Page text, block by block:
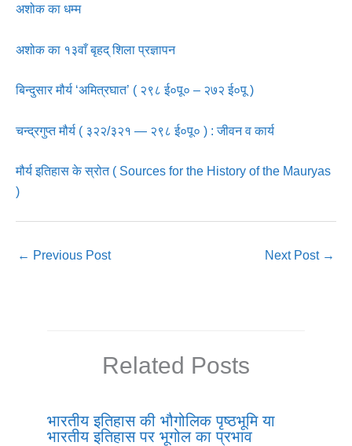
अशोक का धम्म
अशोक का १३वाँ बृहद् शिला प्रज्ञापन
बिन्दुसार मौर्य ‘अमित्रघात’ ( २९८ ई०पू० – २७२ ई०पू )
चन्द्रगुप्त मौर्य ( ३२२/३२१ — २९८ ई०पू० ) : जीवन व कार्य
मौर्य इतिहास के स्रोत ( Sources for the History of the Mauryas
)
← Previous Post Next Post →
Related Posts
भारतीय इतिहास की भौगोलिक पृष्ठभूमि या
भारतीय इतिहास पर भूगोल का प्रभाव